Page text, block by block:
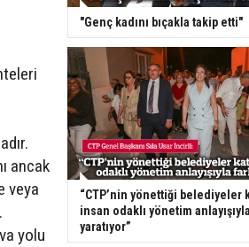
ancak
veya
yolu
"Genç kadını bıçakla takip etti"
“CTP’nin yönettiği belediyeler
insan odaklı yönetim
yaratıyor”